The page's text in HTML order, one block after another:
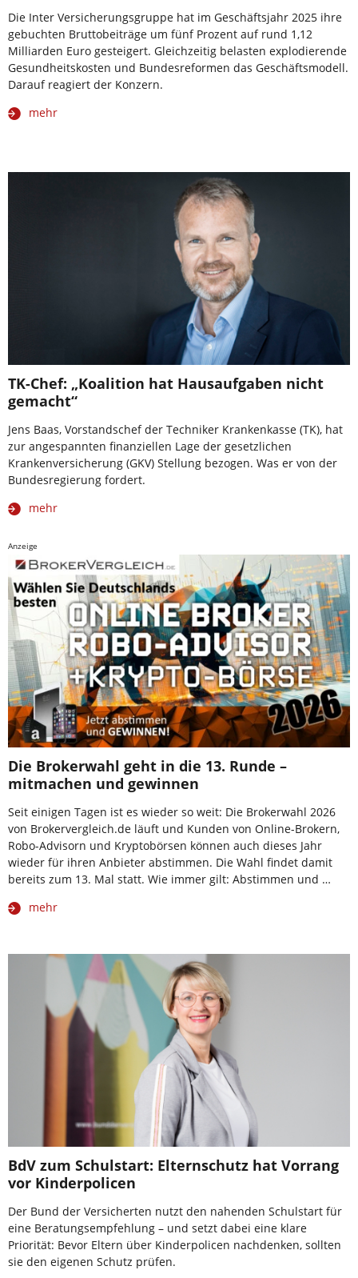
Die Inter Versicherungsgruppe hat im Geschäftsjahr 2025 ihre
gebuchten Bruttobeiträge um fünf Prozent auf rund 1,12
Milliarden Euro gesteigert. Gleichzeitig belasten explodierende
Gesundheitskosten und Bundesreformen das Geschäftsmodell.
Darauf reagiert der Konzern.
mehr
TK-Chef: „Koalition hat Hausaufgaben nicht
gemacht“
Jens Baas, Vorstandschef der Techniker Krankenkasse (TK), hat
zur angespannten finanziellen Lage der gesetzlichen
Krankenversicherung (GKV) Stellung bezogen. Was er von der
Bundesregierung fordert.
mehr
Anzeige
Die Brokerwahl geht in die 13. Runde –
mitmachen und gewinnen
Seit einigen Tagen ist es wieder so weit: Die Brokerwahl 2026
von Brokervergleich.de läuft und Kunden von Online-Brokern,
Robo-Advisorn und Kryptobörsen können auch dieses Jahr
wieder für ihren Anbieter abstimmen. Die Wahl findet damit
bereits zum 13. Mal statt. Wie immer gilt: Abstimmen und …
mehr
BdV zum Schulstart: Elternschutz hat Vorrang
vor Kinderpolicen
Der Bund der Versicherten nutzt den nahenden Schulstart für
eine Beratungsempfehlung – und setzt dabei eine klare
Priorität: Bevor Eltern über Kinderpolicen nachdenken, sollten
sie den eigenen Schutz prüfen.